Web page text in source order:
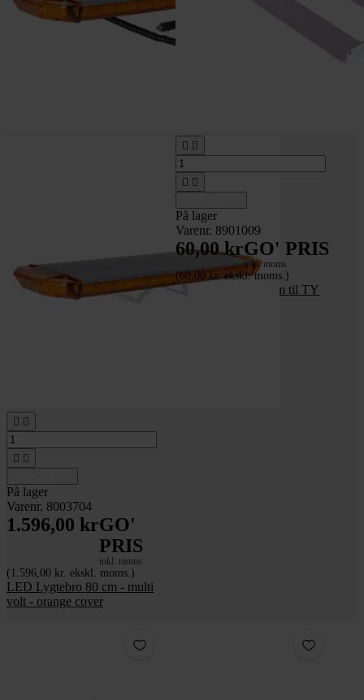
 
 
På lager
Varenr. 8003704
1.596,00 krGO'
PRIS
inkl. moms
(1.596,00 kr. ekskl. moms.)
LED Lygtebro 80 cm - multi
volt - orange cover
 
 
På lager
Varenr. 8901009
60,00 krGO' PRIS
inkl. moms
(60,00 kr. ekskl. moms.)
Sæt m/2 kroge 34 cm til TY